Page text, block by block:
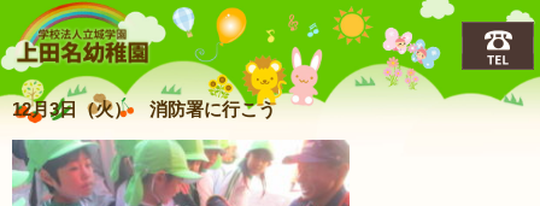
上田名(うえだな)幼稚園
12月3日（火） 消防署に行こう